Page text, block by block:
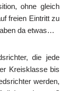
ohne gleich
freien Eintritt zu
da etwas…
die jede
Kreisklasse bis
werden,